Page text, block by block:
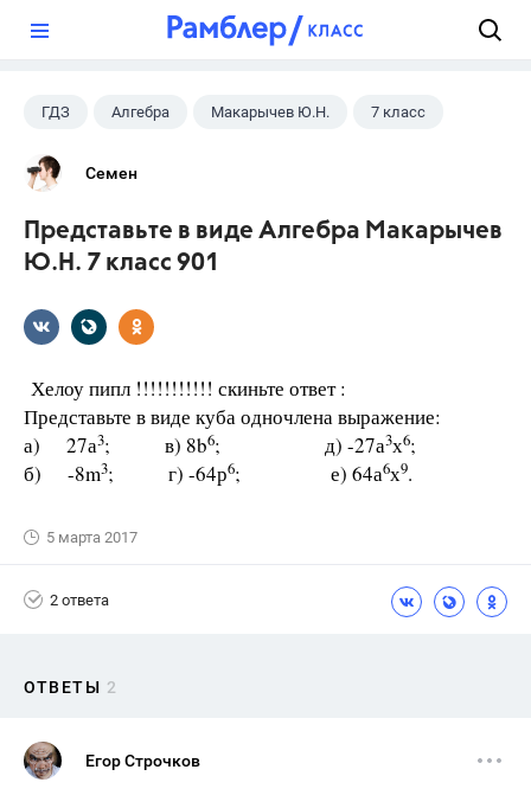
ГДЗ Алгебра Макарычев Ю.Н. 7 класс
Семен
Представьте в виде Алгебра Макарычев
Ю.Н. 7 класс 901
Хелоу пипл !!!!!!!!!!! скиньте ответ :
Представьте в виде куба одночлена выражение:
а) 27а3; в) 8b6; д) -27а3х6;
б) -8m3; г) -64р6; е) 64а6х9.
5 марта 2017
2 ответа
ОТВЕТЫ 2
Егор Строчков